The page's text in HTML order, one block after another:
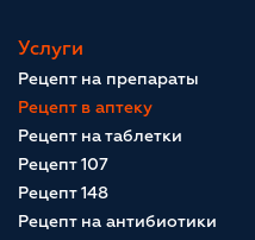
Услуги
Рецепт на препараты
Рецепт в аптеку
Рецепт на таблетки
Рецепт 107
Рецепт 148
Рецепт на антибиотики